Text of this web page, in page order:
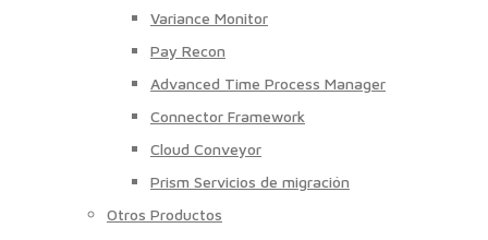
Variance Monitor
Pay Recon
Advanced Time Process Manager
Connector Framework
Cloud Conveyor
Prism Servicios de migración
Otros Productos